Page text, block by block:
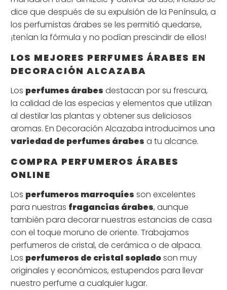
dice que después de su expulsión de la Península, a
los perfumistas árabes se les permitió quedarse,
¡tenían la fórmula y no podían prescindir de ellos!
LOS MEJORES PERFUMES ÁRABES EN
DECORACIÓN ALCAZABA
Los perfumes árabes destacan por su frescura,
la calidad de las especias y elementos que utilizan
al destilar las plantas y obtener sus deliciosos
aromas. En Decoración Alcazaba introducimos una
variedad de perfumes árabes a tu alcance.
COMPRA PERFUMEROS ÁRABES
ONLINE
Los perfumeros marroquíes son excelentes
para nuestras fragancias árabes, aunque
también para decorar nuestras estancias de casa
con el toque moruno de oriente. Trabajamos
perfumeros de cristal, de cerámica o de alpaca.
Los perfumeros de cristalsopladoson muy
originales y económicos, estupendos para llevar
nuestro perfume a cualquier lugar.